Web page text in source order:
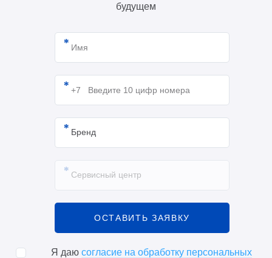
будущем
ОСТАВИТЬ ЗАЯВКУ
Я даю согласие на обработку персональных